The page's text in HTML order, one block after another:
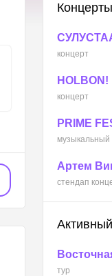
Концерты
концерт
HOLBON!
концерт
PRIME
Артем
стендап
тур